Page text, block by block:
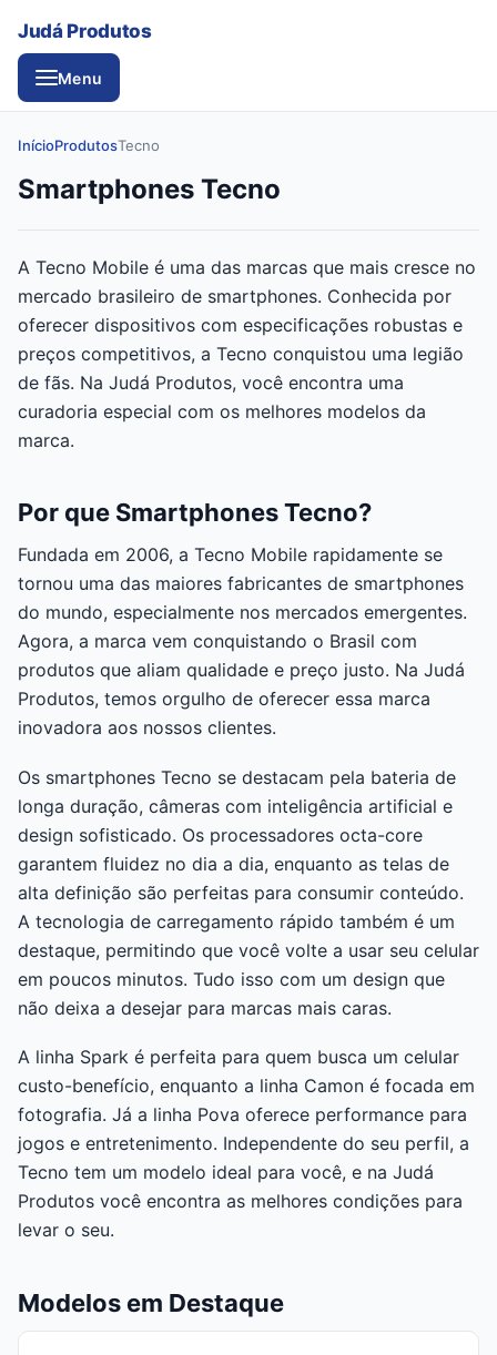
Judá Produtos
Menu
InícioProdutosTecno
Smartphones Tecno
A Tecno Mobile é uma das marcas que mais cresce no
mercado brasileiro de smartphones. Conhecida por
oferecer dispositivos com especificações robustas e
preços competitivos, a Tecno conquistou uma legião
de fãs. Na Judá Produtos, você encontra uma
curadoria especial com os melhores modelos da
marca.
Por que Smartphones Tecno?
Fundada em 2006, a Tecno Mobile rapidamente se
tornou uma das maiores fabricantes de smartphones
do mundo, especialmente nos mercados emergentes.
Agora, a marca vem conquistando o Brasil com
produtos que aliam qualidade e preço justo. Na Judá
Produtos, temos orgulho de oferecer essa marca
inovadora aos nossos clientes.
Os smartphones Tecno se destacam pela bateria de
longa duração, câmeras com inteligência artificial e
design sofisticado. Os processadores octa-core
garantem fluidez no dia a dia, enquanto as telas de
alta definição são perfeitas para consumir conteúdo.
A tecnologia de carregamento rápido também é um
destaque, permitindo que você volte a usar seu celular
em poucos minutos. Tudo isso com um design que
não deixa a desejar para marcas mais caras.
A linha Spark é perfeita para quem busca um celular
custo-benefício, enquanto a linha Camon é focada em
fotografia. Já a linha Pova oferece performance para
jogos e entretenimento. Independente do seu perfil, a
Tecno tem um modelo ideal para você, e na Judá
Produtos você encontra as melhores condições para
levar o seu.
Modelos em Destaque